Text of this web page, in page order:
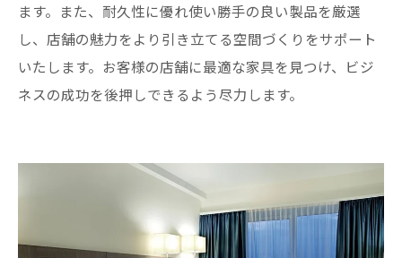
ます。また、耐久性に優れ使い勝手の良い製品を厳選
し、店舗の魅力をより引き立てる空間づくりをサポート
いたします。お客様の店舗に最適な家具を見つけ、ビジ
ネスの成功を後押しできるよう尽力します。